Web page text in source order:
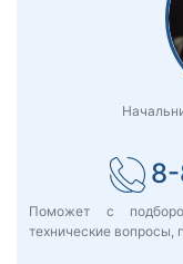
Поможет с
технические вопросы,